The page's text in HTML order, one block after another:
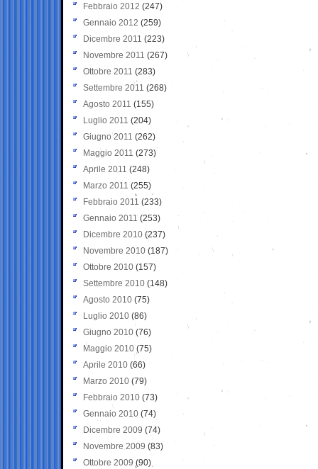
Febbraio 2012 (247)
Gennaio 2012 (259)
Dicembre 2011 (223)
Novembre 2011 (267)
Ottobre 2011 (283)
Settembre 2011 (268)
Agosto 2011 (155)
Luglio 2011 (204)
Giugno 2011 (262)
Maggio 2011 (273)
Aprile 2011 (248)
Marzo 2011 (255)
Febbraio 2011 (233)
Gennaio 2011 (253)
Dicembre 2010 (237)
Novembre 2010 (187)
Ottobre 2010 (157)
Settembre 2010 (148)
Agosto 2010 (75)
Luglio 2010 (86)
Giugno 2010 (76)
Maggio 2010 (75)
Aprile 2010 (66)
Marzo 2010 (79)
Febbraio 2010 (73)
Gennaio 2010 (74)
Dicembre 2009 (74)
Novembre 2009 (83)
Ottobre 2009 (90)